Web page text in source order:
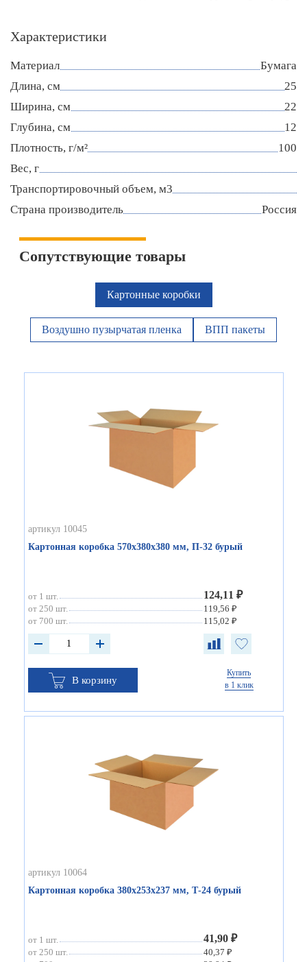
Характеристики
Материал
Бумага
Длина, см
25
Ширина, см
22
Глубина, см
12
Плотность, г/м²
100
Вес, г
Транспортировочный объем, м3
Страна производитель
Россия
Сопутствующие товары
Картонные коробки
Воздушно пузырчатая пленка ВПП пакеты
артикул 10045
Картонная коробка 570х380х380 мм, П-32 бурый
от 1 шт. 124,11 ₽
от 250 шт.
119,56 ₽
от 700 шт.
115,02 ₽
В корзину
Купить
в 1 клик
артикул 10064
Картонная коробка 380х253х237 мм, Т-24 бурый
от 1 шт. 41,90 ₽
от 250 шт.
40,37 ₽